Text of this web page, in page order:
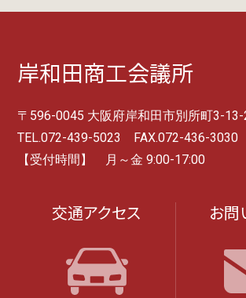
岸和田商工会議所
〒596-0045 大阪府岸和田市別所町3-13-
TEL.072-439-5023 FAX.072-436-3030
【受付時間】 月～金 9:00-17:00
交通アクセス お問